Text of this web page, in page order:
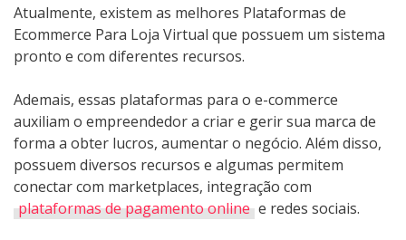
Atualmente, existem as melhores Plataformas de
Ecommerce Para Loja Virtual que possuem um sistema
pronto e com diferentes recursos.
Ademais, essas plataformas para o e-commerce
auxiliam o empreendedor a criar e gerir sua marca de
forma a obter lucros, aumentar o negócio. Além disso,
possuem diversos recursos e algumas permitem
conectar com marketplaces, integração com
plataformas de pagamento online e redes sociais.